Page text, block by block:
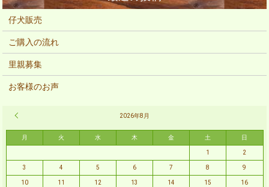
仔犬販売
ご購入の流れ
里親募集
お客様のお声
2026年8月
月 火 水 木 金 土 日
1 2
3 4 5 6 7 8 9
10 11 12 13 14 15 16